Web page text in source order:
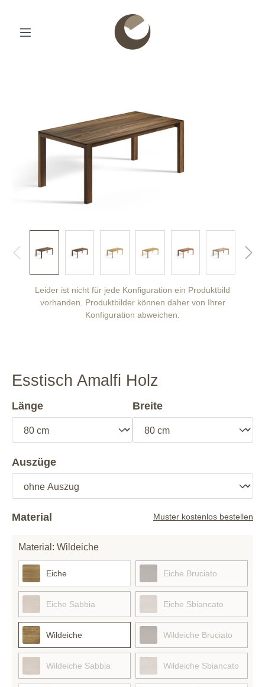
Leider ist nicht für jede Konfiguration ein Produktbild
vorhanden. Produktbilder können daher von Ihrer
Konfiguration abweichen.
Esstisch Amalfi Holz
Länge Breite
Auszüge
Material Muster kostenlos bestellen
Material: Wildeiche
Eiche Eiche Bruciato
Eiche Sabbia Eiche Sbiancato
Wildeiche Wildeiche Bruciato
Wildeiche Sabbia Wildeiche Sbiancato